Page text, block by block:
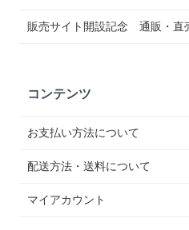
販売サイト開設記念 通販・直
コンテンツ
お支払い方法について
配送方法・送料について
マイアカウント